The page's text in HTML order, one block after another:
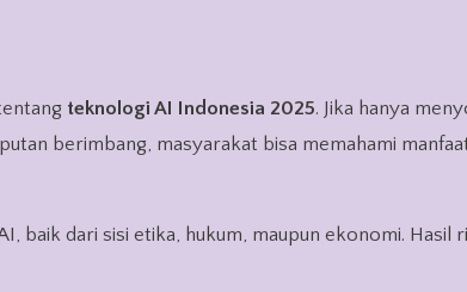
teknologi AI Indonesia 2025. Jika hanya
berimbang, masyarakat bisa memahami
baik dari sisi etika, hukum, maupun ekonomi. Hasil